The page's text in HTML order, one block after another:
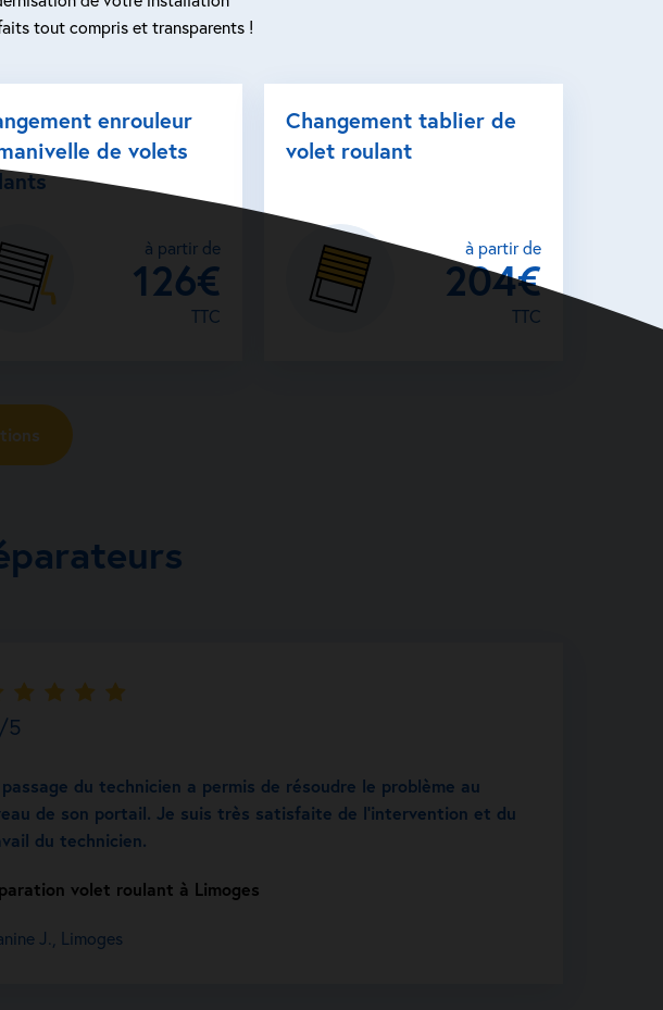
tout compris et transparents !
enrouleur
de volets
à partir de
126€
TTC
Changement tablier de
volet roulant
à partir de
204€
TTC
/5
passage du technicien a permis de résoudre le problème au
de son portail. Je suis très satisfaite de l’intervention et du
du technicien.
volet roulant à Limoges
J., Limoges